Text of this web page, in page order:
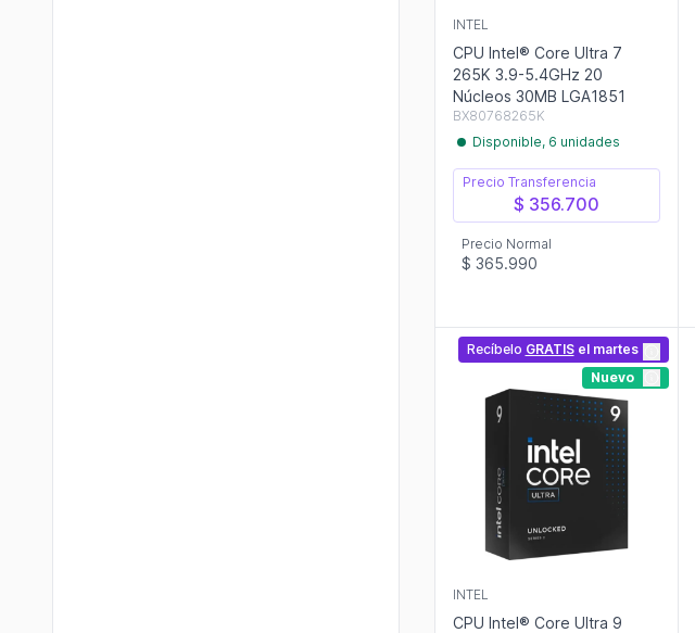
INTEL
CPU Intel® Core Ultra 7
265K 3.9-5.4GHz 20
Núcleos 30MB LGA1851
BX80768265K
Disponible, 6 unidades
Precio Transferencia
$ 356.700
Precio Normal
$ 365.990
Recíbelo GRATISel martes
Nuevo
INTEL
CPU Intel® Core Ultra 9